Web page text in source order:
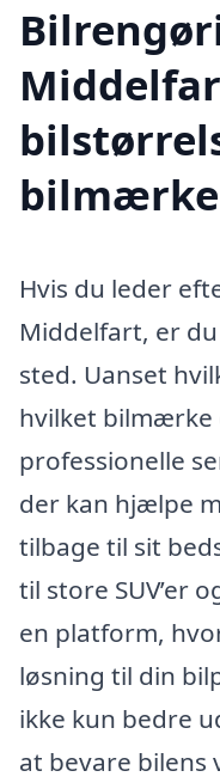
Hvis du leder
Middelfart, er
sted. Uanset
hvilket bilmærke
professionelle
der kan hjælpe
tilbage til sit
til store SUV’er
en platform,
løsning til din
ikke kun bedre
at bevare